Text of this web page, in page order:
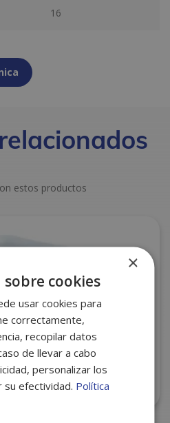
16
estos productos
80 225X135X20 S/1020
×
cookies
usar cookies para
correctamente,
recopilar datos
de llevar a cabo
personalizar los
su efectividad. Política